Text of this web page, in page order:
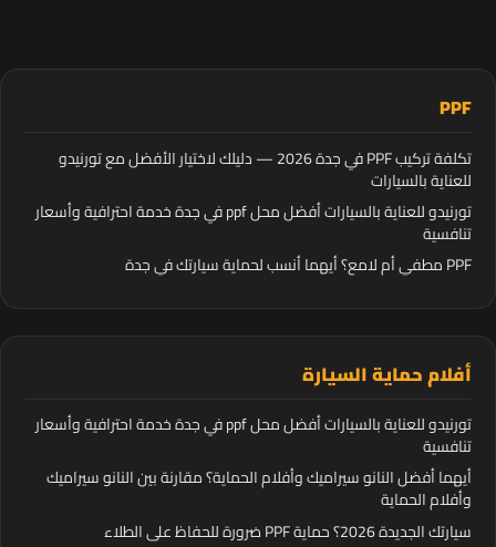
PPF
تكلفة تركيب PPF في جدة 2026 — دليلك لاختيار الأفضل مع تورنيدو
للعناية بالسيارات
تورنيدو للعناية بالسيارات أفضل محل ppf في جدة خدمة احترافية وأسعار
تنافسية
PPF مطفي أم لامع؟ أيهما أنسب لحماية سيارتك في جدة
أفلام حماية السيارة
تورنيدو للعناية بالسيارات أفضل محل ppf في جدة خدمة احترافية وأسعار
تنافسية
أيهما أفضل النانو سيراميك وأفلام الحماية؟ مقارنة بين النانو سيراميك
وأفلام الحماية
سيارتك الجديدة 2026؟ حماية PPF ضرورة للحفاظ على الطلاء